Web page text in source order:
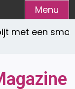
Menu
een